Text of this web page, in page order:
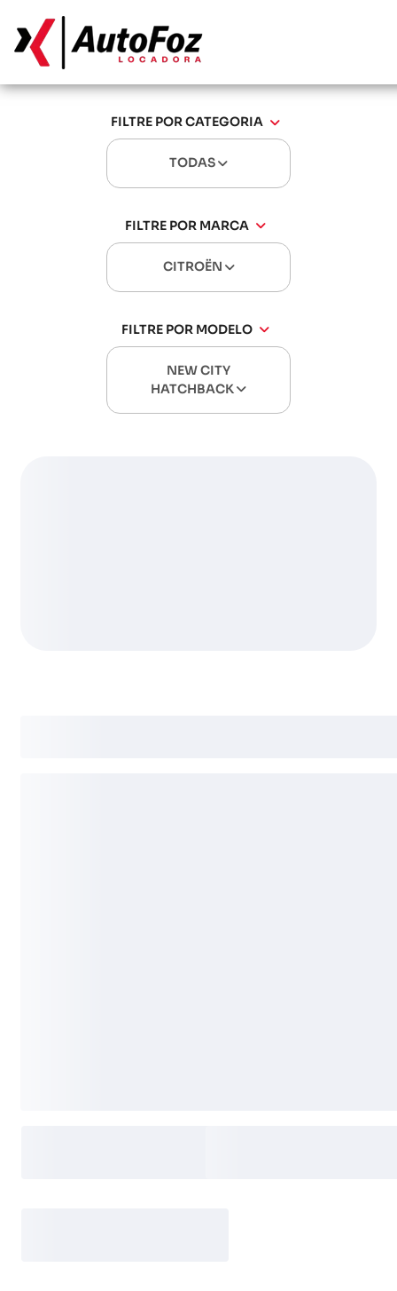
FILTRE POR CATEGORIA
TODAS
FILTRE POR MARCA
CITROËN
FILTRE POR MODELO
NEW CITY
HATCHBACK